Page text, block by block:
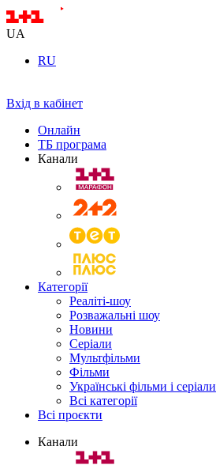
UA
RU
Вхід в кабінет
Онлайн
ТБ програма
Канали
Категорії
Реаліті-шоу
Розважальні шоу
Новини
Серіали
Мультфільми
Фільми
Українські фільми і серіали
Всі категорії
Всі проєкти
Канали